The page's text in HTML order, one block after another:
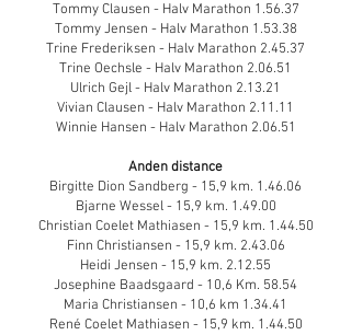
Tommy Clausen - Halv Marathon 1.56.37
Tommy Jensen - Halv Marathon 1.53.38
Trine Frederiksen - Halv Marathon 2.45.37
Trine Oechsle - Halv Marathon 2.06.51
Ulrich Gejl - Halv Marathon 2.13.21
Vivian Clausen - Halv Marathon 2.11.11
Winnie Hansen - Halv Marathon 2.06.51
Anden distance
Birgitte Dion Sandberg - 15,9 km. 1.46.06
Bjarne Wessel - 15,9 km. 1.49.00
Christian Coelet Mathiasen - 15,9 km. 1.44.50
Finn Christiansen - 15,9 km. 2.43.06
Heidi Jensen - 15,9 km. 2.12.55
Josephine Baadsgaard - 10,6 Km. 58.54
Maria Christiansen - 10,6 km 1.34.41
René Coelet Mathiasen - 15,9 km. 1.44.50